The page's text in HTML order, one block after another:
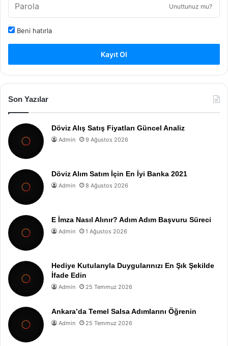
Unuttunuz mu?
Beni hatırla
Kayıt Ol
Son Yazılar
Döviz Alış Satış Fiyatları Güncel Analiz
Admin 9 Ağustos 2026
Döviz Alım Satım İçin En İyi Banka 2021
Admin 8 Ağustos 2026
E İmza Nasıl Alınır? Adım Adım Başvuru Süreci
Admin 1 Ağustos 2026
Hediye Kutularıyla Duygularınızı En Şık Şekilde
İfade Edin
Admin 25 Temmuz 2026
Ankara’da Temel Salsa Adımlarını Öğrenin
Admin 25 Temmuz 2026